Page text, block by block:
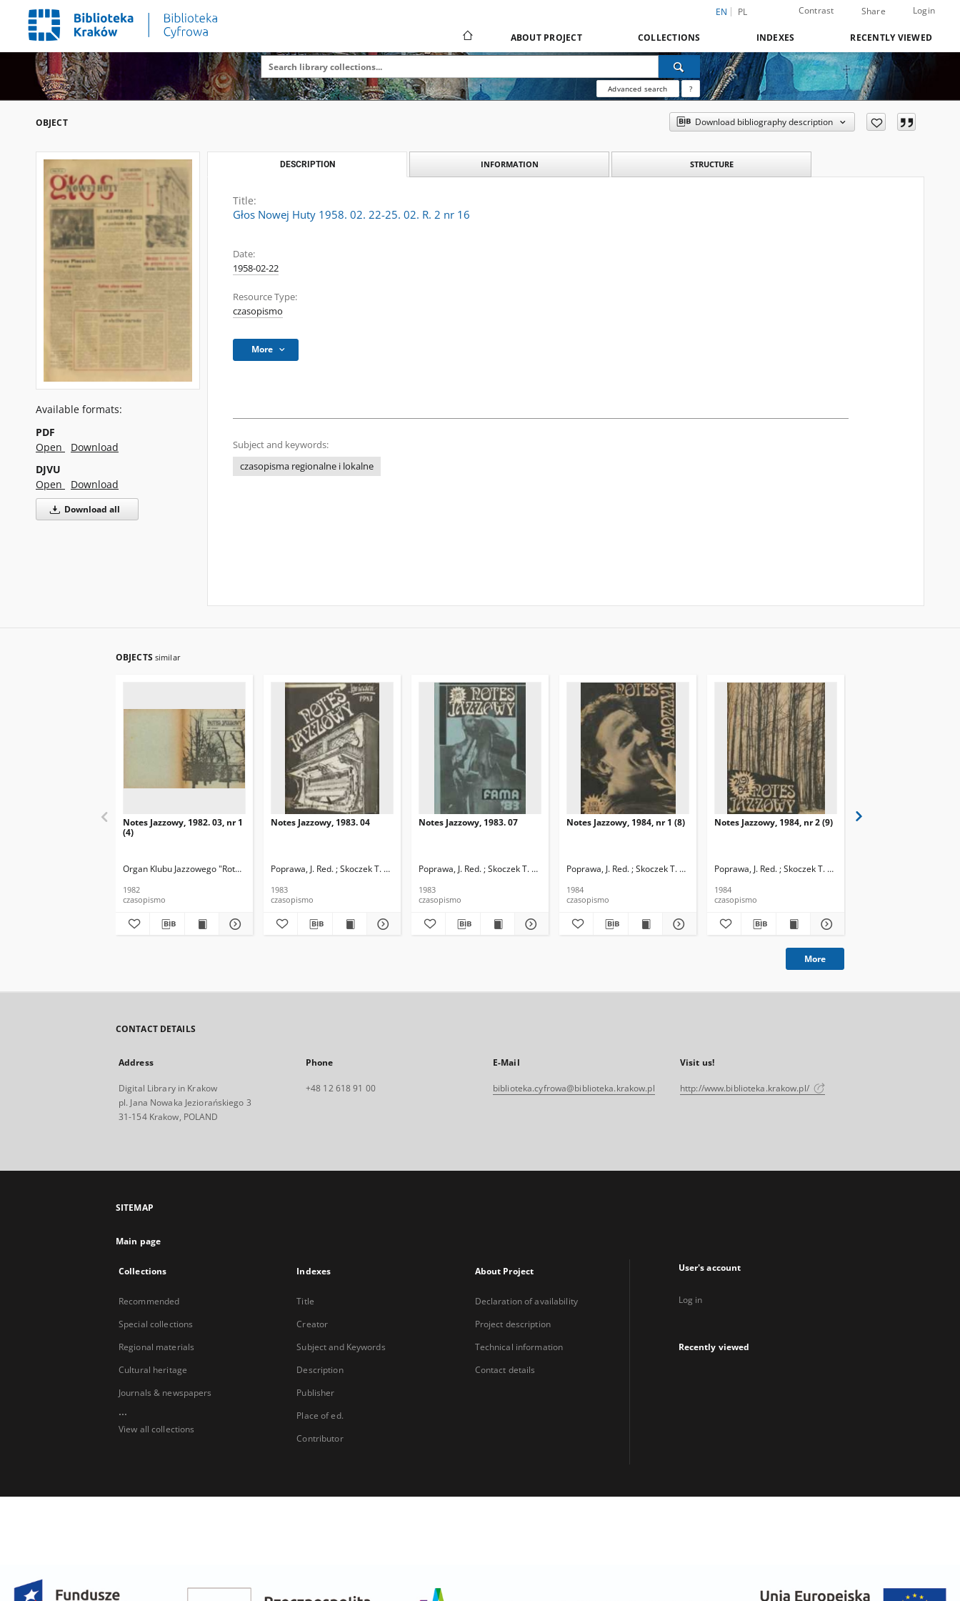
EN PL Contrast Share Login
ABOUT PROJECT COLLECTIONS INDEXES RECENTLY VIEWED
Advanced search ?
OBJECT Download bibliography description
Available formats:
PDF
Open
Download
DJVU
Open
Download
Download all
DESCRIPTION INFORMATION STRUCTURE
Title:
Głos Nowej Huty 1958. 02. 22-25. 02. R. 2 nr 16
Date:
1958-02-22
Resource Type:
czasopismo
More
Subject and keywords:
czasopisma regionalne i lokalne
OBJECTS similar
Notes Jazzowy, 1982. 03, nr 1
(4)
Organ Klubu Jazzowego "Rotunda" Skoczek, T. Red.
1982
czasopismo
Notes Jazzowy, 1983. 04
Poprawa, J. Red. ; Skoczek T. Red.
1983
czasopismo
Notes Jazzowy, 1983. 07
Poprawa, J. Red. ; Skoczek T. Red.
1983
czasopismo
Notes Jazzowy, 1984, nr 1 (8)
Poprawa, J. Red. ; Skoczek T. Red.
1984
czasopismo
Notes Jazzowy, 1984, nr 2 (9)
Poprawa, J. Red. ; Skoczek T. Red.
1984
czasopismo
More
CONTACT DETAILS
Address
Digital Library in Krakow
pl. Jana Nowaka Jeziorańskiego 3
31-154 Krakow, POLAND
Phone
+48 12 618 91 00
E-Mail
biblioteka.cyfrowa@biblioteka.krakow.pl
Visit us!
http://www.biblioteka.krakow.pl/
SITEMAP
Main page
Collections
Recommended
Special collections
Regional materials
Cultural heritage
Journals & newspapers
...
View all collections
Indexes
Title
Creator
Subject and Keywords
Description
Publisher
Place of ed.
Contributor
About Project
Declaration of availability
Project description
Technical information
Contact details
User's account
Log in
Recently viewed